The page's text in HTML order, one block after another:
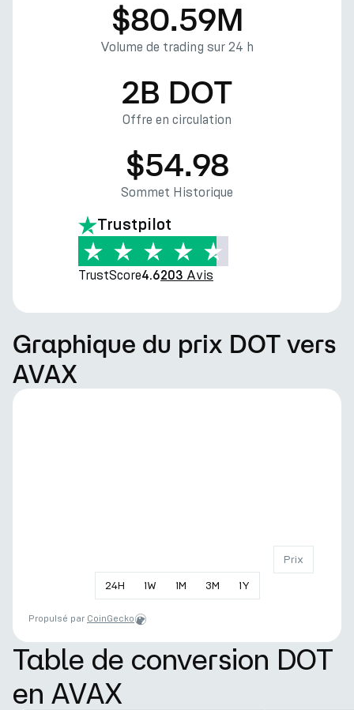
$80.59M
Volume de trading sur 24 h
2B DOT
Offre en circulation
$54.98
Sommet Historique
Trustpilot
TrustScore4.6203 Avis
Graphique du prix DOT vers
AVAX
24H 1W 1M 3M 1Y
Prix
Propulsé par CoinGecko
Table de conversion DOT
en AVAX